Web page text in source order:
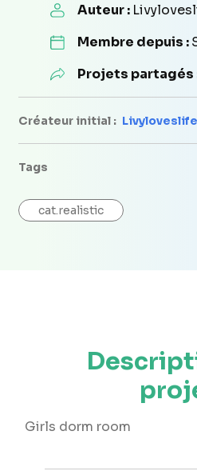
Auteur :
Membre depuis :
Projets partagés
Créateur initial : Livyloveslife
Tags
cat.realistic
Girls dorm room